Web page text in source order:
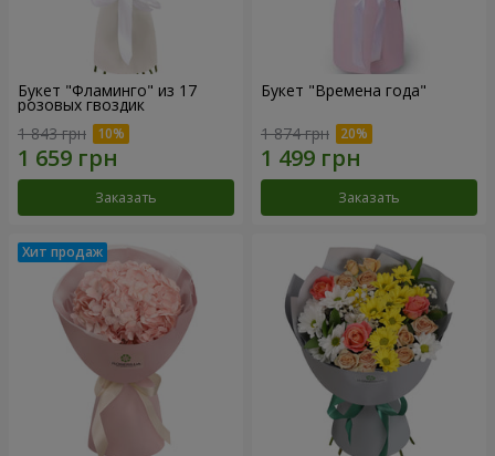
Букет "Фламинго" из 17
розовых гвоздик
1 843 грн
Заказать
Букет "Времена года"
1 874 грн
Заказать